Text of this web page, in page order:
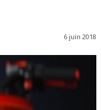
6 juin 2018